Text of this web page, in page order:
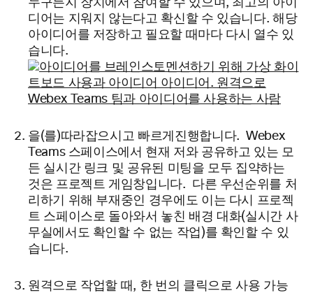
누구든지 장치에서 참여할 수 있으며, 최고의 아이
디어는 지워지 않는다고 확신할 수 있습니다. 해당
아이디어를 저장하고 필요할 때마다 다시 열 수 있
습니다.
을(를)따라잡으시고 빠르게 진행합니다. Webex
Teams 스페이스에서 현재 저와 공유하고 있는 모
든 실시간 링크 및 공유된 미팅을 모두 집약하는
것은 프로젝트게임창입니다. 다른 우선순위를 처
리하기 위해 부재중인 경우에도 이는 다시 프로젝
트 스페이스로 돌아와서 놓친 배경 대화(실시간 사
무실에서도 확인할 수 없는 작업)를 확인할 수 있
습니다.
원격으로 작업할 때, 한 번의 클릭으로 사용 가능